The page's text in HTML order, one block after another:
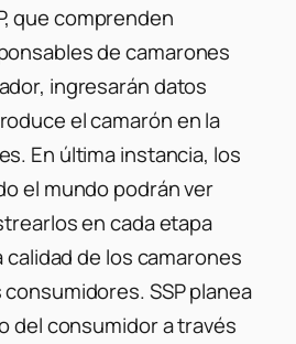
que comprenden
de camarones
ingresarán datos
el camarón en la
En última instancia, los
el mundo podrán ver
en cada etapa
calidad de los camarones
SSP planea
del consumidor a través